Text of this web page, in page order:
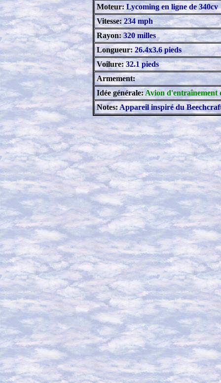
Moteur: Lycoming en ligne de 340cv
Vitesse:234 mph
Rayon: 320 milles
Longueur:26.4x3.6 pieds
Voilure: 32.1 pieds
Armement:
Idée générale:Avion d'entraînement
Notes: Appareil inspiré du